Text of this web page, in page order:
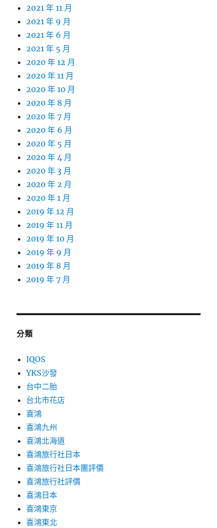
2021 年 11 月
2021 年 9 月
2021 年 6 月
2021 年 5 月
2020 年 12 月
2020 年 11 月
2020 年 10 月
2020 年 8 月
2020 年 7 月
2020 年 6 月
2020 年 5 月
2020 年 4 月
2020 年 3 月
2020 年 2 月
2020 年 1 月
2019 年 12 月
2019 年 11 月
2019 年 10 月
2019 年 9 月
2019 年 8 月
2019 年 7 月
分類
IQOS
YKS沙發
台中二胎
台北市花店
喜鴻
喜鴻九州
喜鴻北海道
喜鴻旅行社日本
喜鴻旅行社日本團評價
喜鴻旅行社評價
喜鴻日本
喜鴻東京
喜鴻東北